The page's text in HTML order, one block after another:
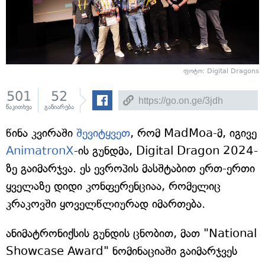
ფოტო: Digital Dragons
501
წაკითხვა
52
გაზიარება
წინა კვირაში შევიტყვეთ, რომ MadMoa-მ, იგივე
AnimatronX-ის გუნდმა, Digital Dragon 2024-
ზე გაიმარჯვა. ეს ევროპის მასშტაბით ერთ-ერთი
ყველაზე დიდი კონფერენციაა, რომელიც
კრაკოვში ყოველწლიურად იმართება.
ანიმატრონიქსის გუნდის ცნობით, მათ "National
Showcase Award" ნომინაციაში გაიმარჯვეს